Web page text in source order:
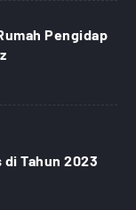
Pengidap
di Tahun 2023